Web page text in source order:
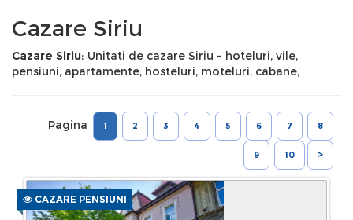
Cazare Siriu
Cazare Siriu: Unitati de cazare Siriu - hoteluri, vile,
pensiuni, apartamente, hosteluri, moteluri, cabane,
Pagina 1 2 3 4 5 6 7 8
9 10 >
CAZARE PENSIUNI